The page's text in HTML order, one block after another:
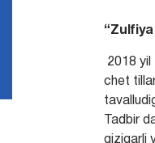
2018 yil
chet
Tadbir
qiziqarli